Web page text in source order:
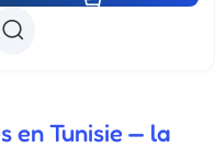
en Tunisie — la